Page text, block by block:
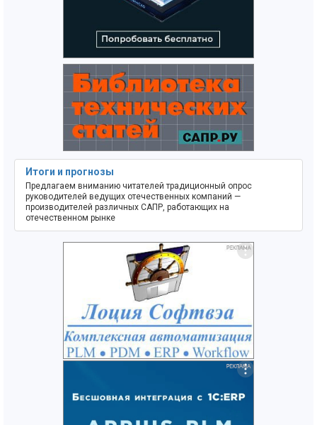
Итоги и прогнозы
Предлагаем вниманию читателей традиционный опрос
руководителей ведущих отечественных компаний —
производителей различных САПР, работающих на
отечественном рынке